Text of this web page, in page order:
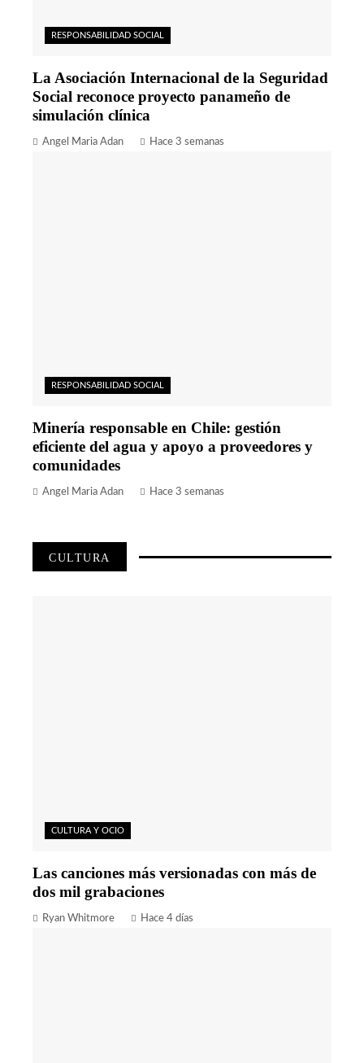
RESPONSABILIDAD SOCIAL
La Asociación Internacional de la Seguridad
Social reconoce proyecto panameño de
simulación clínica
Angel Maria Adan Hace 3 semanas
RESPONSABILIDAD SOCIAL
Minería responsable en Chile: gestión
eficiente del agua y apoyo a proveedores y
comunidades
Angel Maria Adan Hace 3 semanas
CULTURA
CULTURA Y OCIO
Las canciones más versionadas con más de
dos mil grabaciones
Ryan Whitmore Hace 4 días